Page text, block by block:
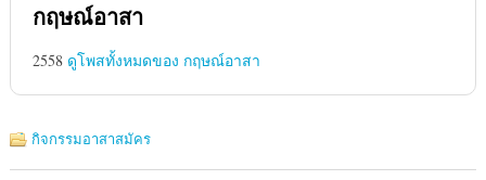
กฤษณ์อาสา
2558 ดูโพสทั้งหมดของ กฤษณ์อาสา
กิจกรรมอาสาสมัคร